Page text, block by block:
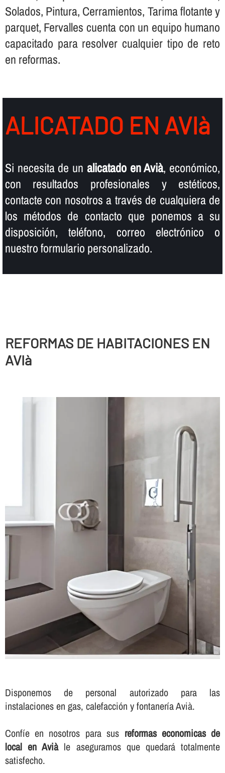
Solados, Pintura, Cerramientos, Tarima flotante y
parquet, Fervalles cuenta con un equipo humano
capacitado para resolver cualquier tipo de reto
en reformas.
ALICATADO EN AVIà
Si necesita de un alicatado en Avià, económico,
con resultados profesionales y estéticos,
contacte con nosotros a través de cualquiera de
los métodos de contacto que ponemos a su
disposición, teléfono, correo electrónico o
nuestro formulario personalizado.
REFORMAS DE HABITACIONES EN
AVIà
Disponemos de personal autorizado para las
instalaciones en gas, calefacción y fontanerí­a Avià.
Confí­e en nosotros para sus reformas economicas de
local en Aviàle aseguramos que quedará totalmente
satisfecho.